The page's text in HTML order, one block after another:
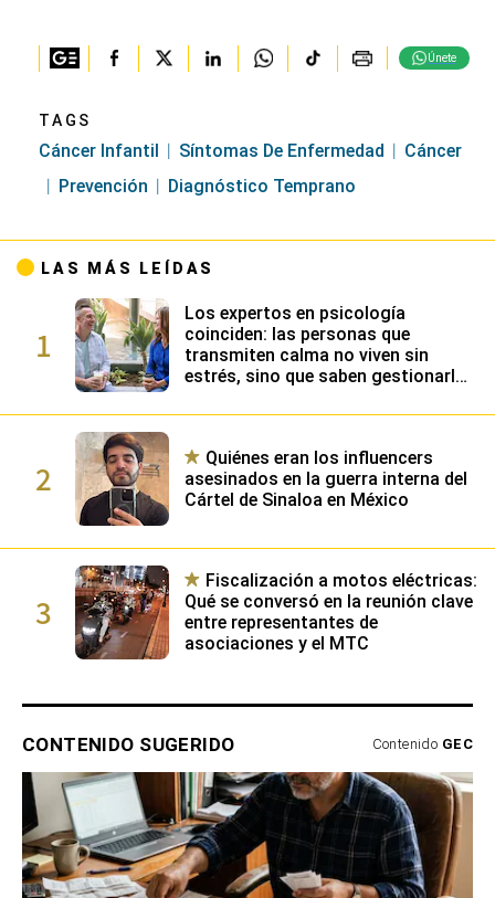
Únete
TAGS
Cáncer Infantil Síntomas De Enfermedad
Cáncer
Prevención
Diagnóstico Temprano
LAS MÁS LEÍDAS
1
Los expertos en psicología
coinciden: las personas que
transmiten calma no viven sin
estrés, sino que saben gestionarlo
emocional
2
Quiénes eran los influencers
asesinados en la guerra interna del
Cártel de Sinaloa en México
3
Fiscalización a motos eléctricas:
Qué se conversó en la reunión clave
entre representantes de
asociaciones y el MTC
CONTENIDO SUGERIDO Contenido GEC